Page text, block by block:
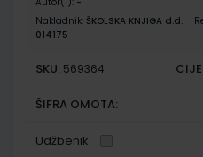
Nakladnik: ŠKOLSKA KNJIGA d.d.
014175
SKU: 569364
ŠIFRA OMOTA:
Udžbenik